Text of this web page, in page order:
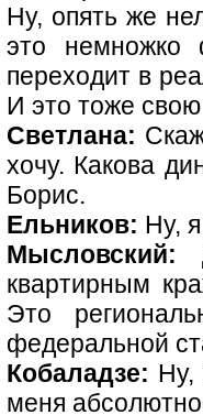
Ну, опять же
это немножко
переходит в
И это тоже свою
Светлана:
хочу. Какова
Борис.
Ельников: Ну,
Мысловский:
квартирным
Это
федеральной
Кобаладзе: Ну,
меня